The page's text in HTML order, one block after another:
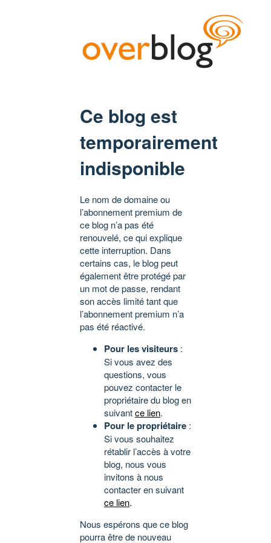
Ce blog est
temporairement
indisponible
Le nom de domaine ou
l’abonnement premium de
ce blog n’a pas été
renouvelé, ce qui explique
cette interruption. Dans
certains cas, le blog peut
également être protégé par
un mot de passe, rendant
son accès limité tant que
l’abonnement premium n’a
pas été réactivé.
Pour les visiteurs :
Si vous avez des
questions, vous
pouvez contacter le
propriétaire du blog en
suivantce lien.
Pour le propriétaire :
Si vous souhaitez
rétablir l’accès à votre
blog, nous vous
invitons à nous
contacter en suivant
ce lien.
Nous espérons que ce blog
pourra être de nouveau